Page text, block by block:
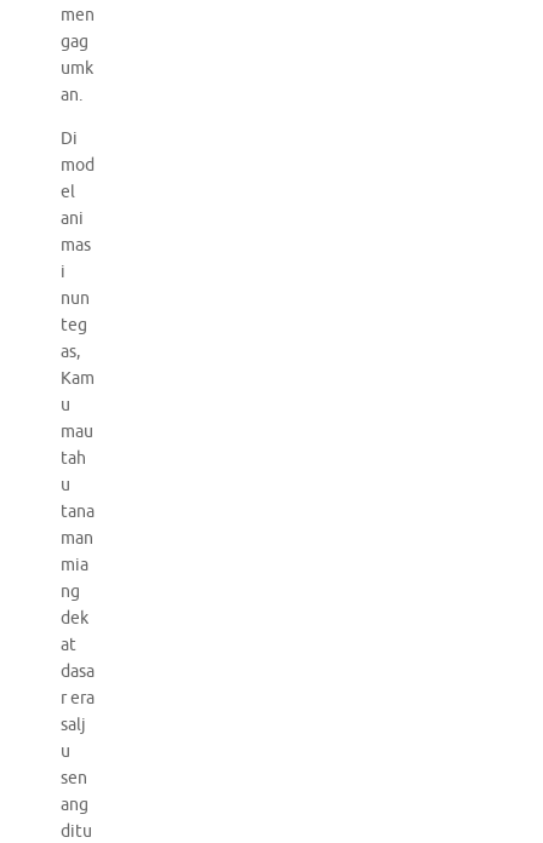
men
gag
umk
an.
Di
mod
el
ani
mas
i
nun
teg
as,
Kam
u
mau
tah
u
tana
man
mia
ng
dek
at
dasa
r era
salj
u
sen
ang
ditu